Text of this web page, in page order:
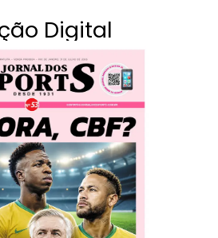
Digital